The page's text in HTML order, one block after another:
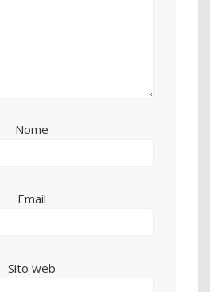
Nome
Email
Sito web